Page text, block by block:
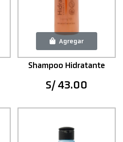
Agregar
Shampoo Hidratante
S/ 43.00